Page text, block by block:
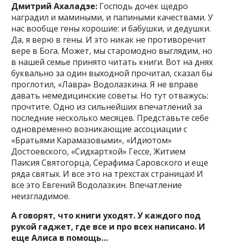
Дмитрий Ахаладзе: Господь дочек щедро
наградил и мамиными, и папиными качествами. У
нас вообще гены хорошие: и бабушки, и дедушки.
Да, я верю в гены. И это никак не противоречит
вере в Бога. Может, мы старомодно выглядим, но
в нашей семье принято читать книги. Вот на днях
буквально за один выходной прочитал, сказал бы
проглотил, «Лавра» Водолазкина. Я не вправе
давать немедицинские советы. Но тут отважусь:
прочтите. Одно из сильнейших впечатлений за
последние несколько месяцев. Представьте себе
одновременно возникающие ассоциации с
«Братьями Карамазовыми», «Идиотом»
Достоевского, «Сидхартхой» Гессе, Житием
Паисия Святогорца, Серафима Саровского и еще
ряда святых. И все это на трехстах страницах! И
все это Евгений Водолазкин. Впечатление
неизгладимое.
А говорят, что книги уходят. У каждого под
рукой гаджет, где все и про всех написано. И
еще Алиса в помощь…